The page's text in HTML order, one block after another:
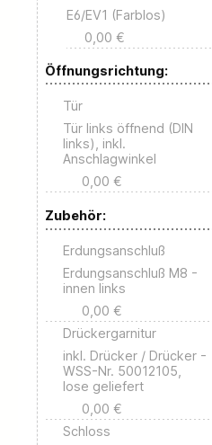
E6/EV1 (Farblos)
0,00 €
Öffnungsrichtung:
Tür
Tür links öffnend (DIN
links), inkl.
Anschlagwinkel
0,00 €
Zubehör:
Erdungsanschluß
Erdungsanschluß M8 -
innen links
0,00 €
Drückergarnitur
inkl. Drücker / Drücker -
WSS-Nr. 50012105,
lose geliefert
0,00 €
Schloss